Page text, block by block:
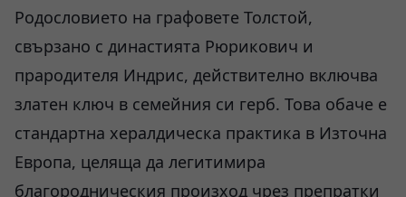
Родословието на графовете Толстой,
свързано с династията Рюрикович и
прародителя Индрис, действително включва
златен ключ в семейния си герб. Това обаче е
стандартна хералдическа практика в Източна
Европа, целяща да легитимира
благородническия произход чрез препратки